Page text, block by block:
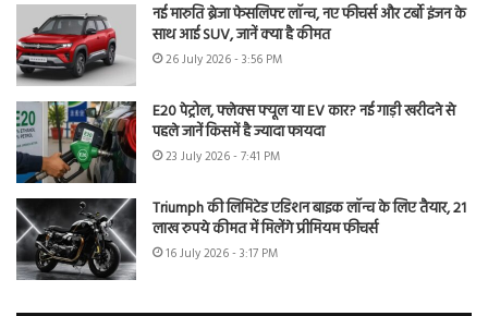
नई मारुति ब्रेजा फेसलिफ्ट लॉन्च, नए फीचर्स और टर्बो इंजन के
साथ आई SUV, जानें क्या है कीमत
26 July 2026 - 3:56 PM
E20 पेट्रोल, फ्लेक्स फ्यूल या EV कार? नई गाड़ी खरीदने से
पहले जानें किसमें है ज्यादा फायदा
23 July 2026 - 7:41 PM
Triumph की लिमिटेड एडिशन बाइक लॉन्च के लिए तैयार, 21
लाख रुपये कीमत में मिलेंगे प्रीमियम फीचर्स
16 July 2026 - 3:17 PM